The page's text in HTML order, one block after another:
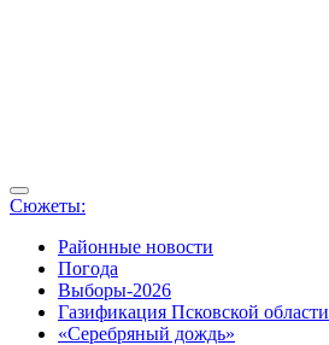
Сюжеты:
Районные новости
Погода
Выборы-2026
Газификация Псковской области
«Серебряный дождь»